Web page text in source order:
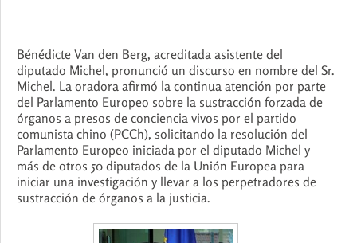
Bénédicte Van den Berg, acreditada asistente del
diputado Michel, pronunció un discurso en nombre del Sr.
Michel. La oradora afirmó la continua atención por parte
del Parlamento Europeo sobre la sustracción forzada de
órganos a presos de conciencia vivos por el partido
comunista chino (PCCh), solicitando la resolución del
Parlamento Europeo iniciada por el diputado Michel y
más de otros 50 diputados de la Unión Europea para
iniciar una investigación y llevar a los perpetradores de
sustracción de órganos a la justicia.